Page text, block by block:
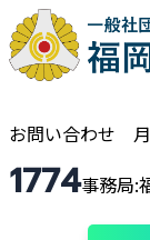
コ
ン
テ
ツ
ス
ナ
ビ
ゲ
シ
ン
お問い合わせ
1774事務局: